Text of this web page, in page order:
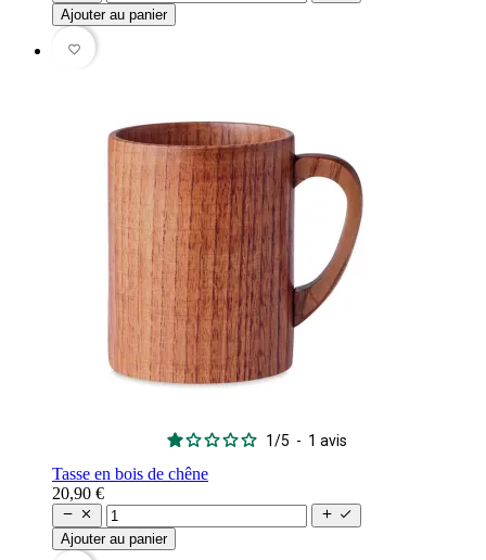
Ajouter au panier
favorite_border
1/5 - 1 avis
Tasse en bois de chêne
20,90 €
   
Ajouter au panier